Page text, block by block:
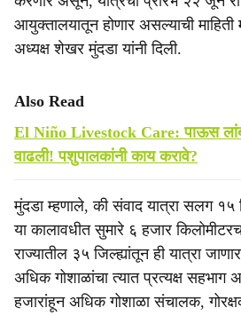
आयुक्तालयातून होणार असल्याची माहिती
अध्यक्ष शेखर मुंदडा यांनी दिली.
Also Read
El Niño Livestock Care: पाऊस
वाढली! पशुपालकांनी काय करावे?
मुंदडा म्हणाले, की संवाद यात्रा सलग
या कालावधीत सुमारे ६ हजार
राज्यातील ३५ जिल्ह्यांतून ही यात्रा
अधिक गोशाळांचा त्यात प्रत्यक्ष सहभाग
हजारांहून अधिक गोशाळा संचालक,